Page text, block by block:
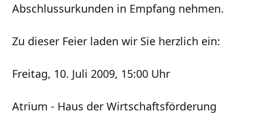
Abschlussurkunden in Empfang nehmen.
Zu dieser Feier laden wir Sie herzlich ein:
Freitag, 10. Juli 2009, 15:00 Uhr
Atrium - Haus der Wirtschaftsförderung